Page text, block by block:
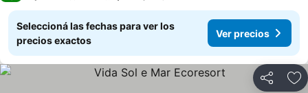
Seleccioná las fechas para ver los
precios exactos
Ver precios
Compartir